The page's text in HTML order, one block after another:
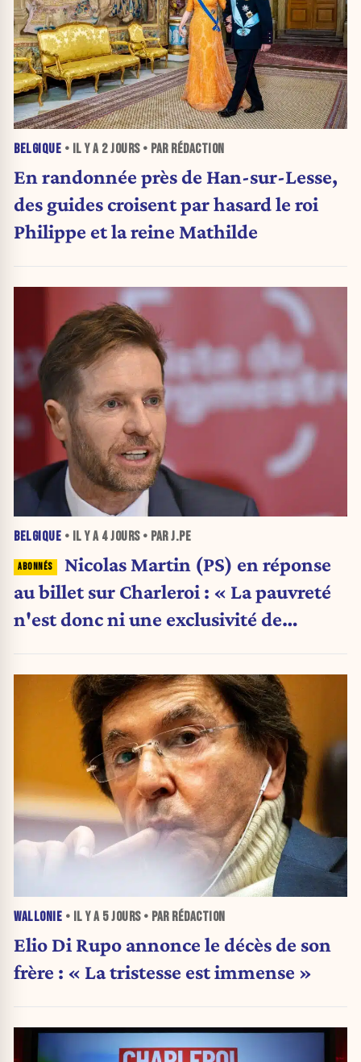
BELGIQUE • IL Y A 2 JOURS• PAR RÉDACTION
En randonnée près de Han-sur-Lesse,
des guides croisent par hasard le roi
Philippe et la reine Mathilde
BELGIQUE • IL Y A 4 JOURS• PAR J.PE
Nicolas Martin (PS) en réponse
au billet sur Charleroi : « La pauvreté
n'est donc ni une exclusivité de
WALLONIE • IL Y A 5 JOURS• PAR RÉDACTION
Elio Di Rupo annonce le décès de son
frère : « La tristesse est immense »